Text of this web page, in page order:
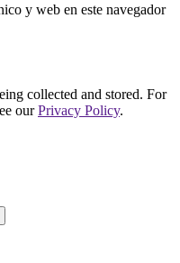
y web en este navegador
collected and stored. For
ourPrivacy Policy.